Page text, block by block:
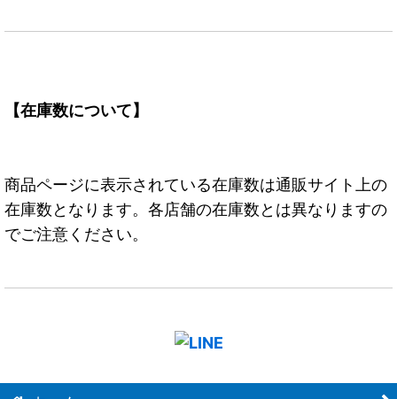
【在庫数について】
商品ページに表示されている在庫数は通販サイト上の
在庫数となります。各店舗の在庫数とは異なりますの
でご注意ください。